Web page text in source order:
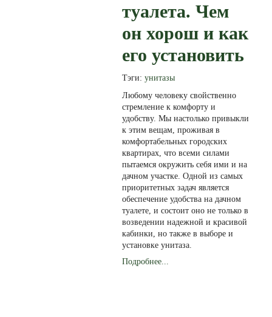
туалета. Чем
он хорош и как
его установить
Тэги:унитазы
Любому человеку свойственно
стремление к комфорту и
удобству. Мы настолько привыкли
к этим вещам, проживая в
комфортабельных городских
квартирах, что всеми силами
пытаемся окружить себя ими и на
дачном участке. Одной из самых
приоритетных задач является
обеспечение удобства на дачном
туалете, и состоит оно не только в
возведении надежной и красивой
кабинки, но также в выборе и
установке унитаза.
Подробнее...